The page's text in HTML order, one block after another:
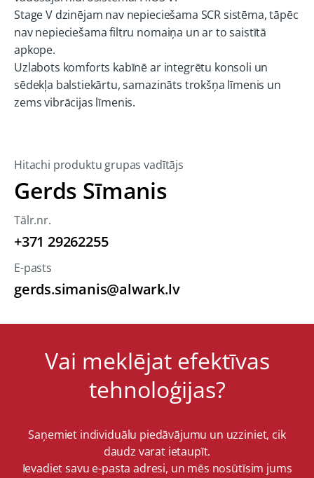
Stage V dzinējam nav nepieciešama SCR sistēma, tāpēc
nav nepieciešama filtru nomaiņa un ar to saistītā
apkope.
Uzlabots komforts kabīnē ar integrētu konsoli un
sēdekļa balstiekārtu, samazināts trokšņa līmenis un
zems vibrācijas līmenis.
Hitachi produktu grupas vadītājs
Gerds Sīmanis
Tālr.nr.
+371 29262255
E-pasts
gerds.simanis@alwark.lv
Vai meklējat efektīvas
tehnoloģijas?
Saņemiet individuālu piedāvājumu un uzziniet, cik
daudz varat ietaupīt.
Ievadiet savu e-pasta adresi, un mēs nosūtīsim jums